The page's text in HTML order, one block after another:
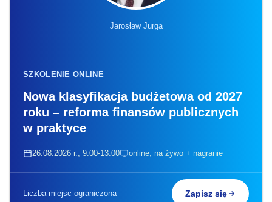
Jarosław Jurga
SZKOLENIE ONLINE
Nowa klasyfikacja budżetowa od 2027
roku – reforma finansów publicznych
w praktyce
26.08.2026 r., 9:00-13:00 online, na żywo + nagranie
Liczba miejsc ograniczona Zapisz się